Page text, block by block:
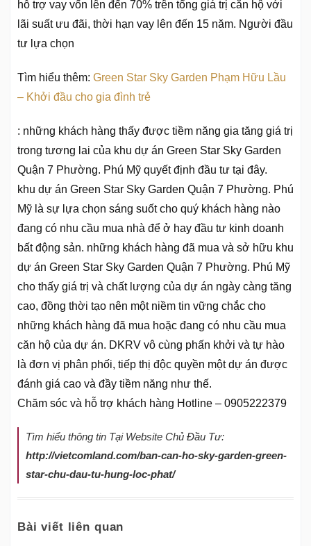
hỗ trợ vay vốn lên đến 70% trên tổng giá trị căn hộ với
lãi suất ưu đãi, thời hạn vay lên đến 15 năm. Người đầu
tư lựa chọn
Tìm hiểu thêm: Green Star Sky Garden Phạm Hữu Lầu
– Khởi đầu cho gia đình trẻ
: những khách hàng thấy được tiềm năng gia tăng giá trị
trong tương lai của khu dự án Green Star Sky Garden
Quận 7 Phường. Phú Mỹ quyết định đầu tư tại đây.
khu dự án Green Star Sky Garden Quận 7 Phường. Phú
Mỹ là sự lựa chọn sáng suốt cho quý khách hàng nào
đang có nhu cầu mua nhà để ở hay đầu tư kinh doanh
bất động sản. những khách hàng đã mua và sở hữu khu
dự án Green Star Sky Garden Quận 7 Phường. Phú Mỹ
cho thấy giá trị và chất lượng của dự án ngày càng tăng
cao, đồng thời tạo nên một niềm tin vững chắc cho
những khách hàng đã mua hoặc đang có nhu cầu mua
căn hộ của dự án. DKRV vô cùng phấn khởi và tự hào
là đơn vị phân phối, tiếp thị độc quyền một dự án được
đánh giá cao và đầy tiềm năng như thế.
Chăm sóc và hỗ trợ khách hàng Hotline – 0905222379
Tìm hiểu thông tin Tại Website Chủ Đầu Tư:
http://vietcomland.com/ban-can-ho-sky-garden-green-
star-chu-dau-tu-hung-loc-phat/
Bài viết liên quan